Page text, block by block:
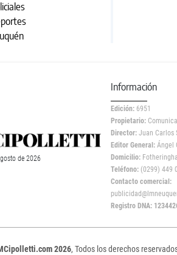
de 2026
Información
Edición: 6951
Propietario:
Director: Juan Carlos
Editor General: Ángel
Domicilio:
Teléfono: (0299) 449
Contacto comercial:
Registro DNA:
2026, Todos los derechos